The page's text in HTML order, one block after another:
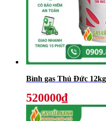
Bình gas Thủ Đức
520000₫